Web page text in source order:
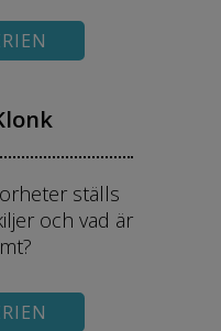
ställs
och vad är